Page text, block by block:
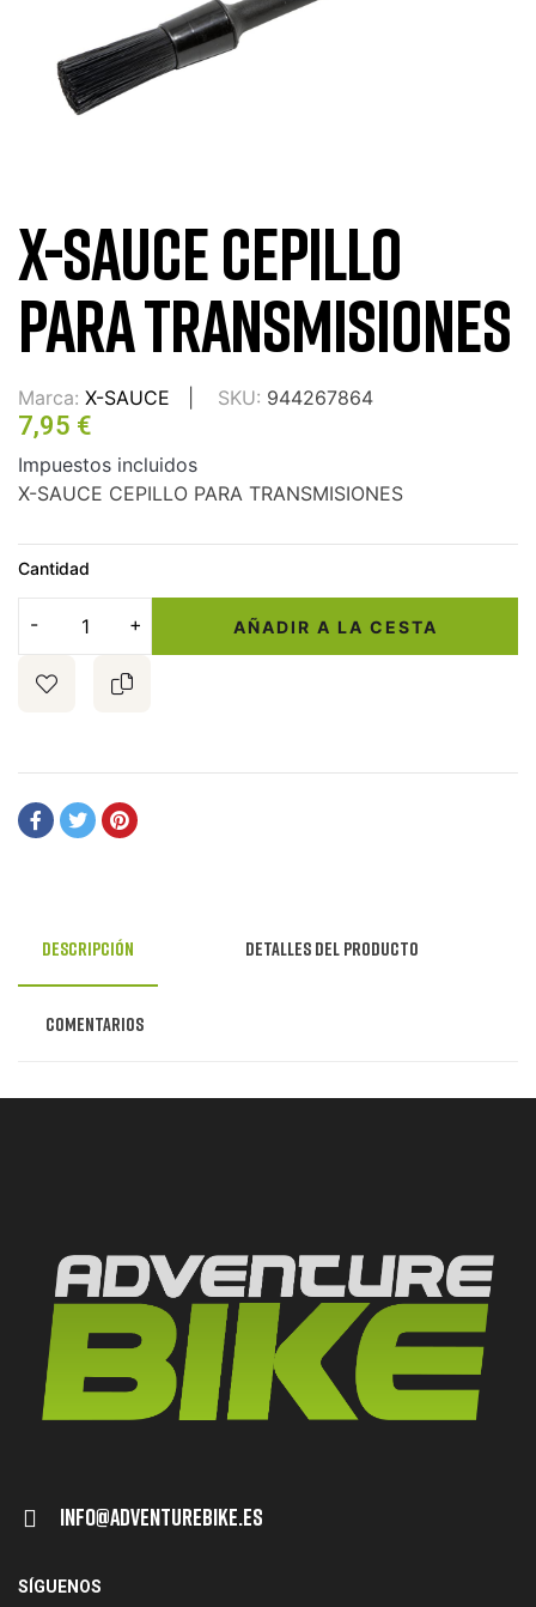
X-SAUCE CEPILLO
PARA TRANSMISIONES
Marca: X-SAUCE SKU: 944267864
7,95 €
Impuestos incluidos
X-SAUCE CEPILLO PARA TRANSMISIONES
Cantidad
AÑADIR A LA CESTA
Descripción Detalles del producto
Comentarios
Info@adventurebike.es
SÍGUENOS